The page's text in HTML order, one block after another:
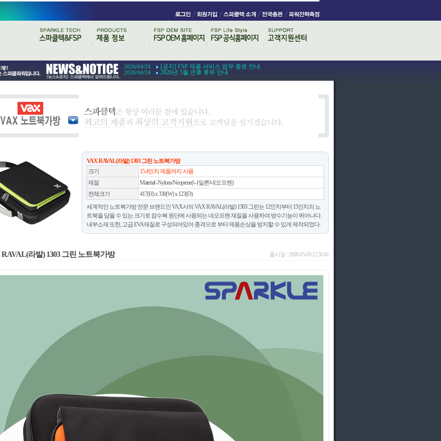
2026/04/29 [공지] FSP 제품 서비스 업무 종료 안내
2026/04/24 2026년 5월 연휴 휴무 안내
VAX RAVAL(라발) 1303 그린 노트북가방
크기
15.4인치 제품까지 사용
재질
Material -Nylons/Neoprene(나일론/네오프렌)
전체크기
417(H) x 330(W) x 123(D)
세계적인 노트북가방 전문 브랜드인 VAX사의 VAX RAVAL(라발) 1303 그린는 12인치부터 15인치의 노
트북을 담을 수 있는 크기로 잠수복 원단에 사용되는 네오프렌 재질을 사용하여 방수기능이 뛰어나다.
내부소재 또한, 고급 EVA재질로 구성되어있어 충격으로 부터 제품손상을 방지할 수 있게 제작되었다.
라발) 1303 그린 노트북가방 출시일 : 2008-05-09 12:50:41